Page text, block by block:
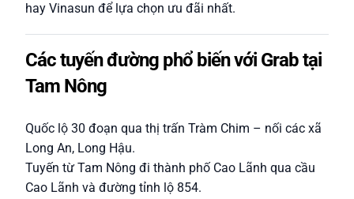
hay Vinasun để lựa chọn ưu đãi nhất.
Các tuyến đường phổ biến với Grab tại
Tam Nông
Quốc lộ 30 đoạn qua thị trấn Tràm Chim – nối các xã
Long An, Long Hậu.
Tuyến từ Tam Nông đi thành phố Cao Lãnh qua cầu
Cao Lãnh và đường tỉnh lộ 854.